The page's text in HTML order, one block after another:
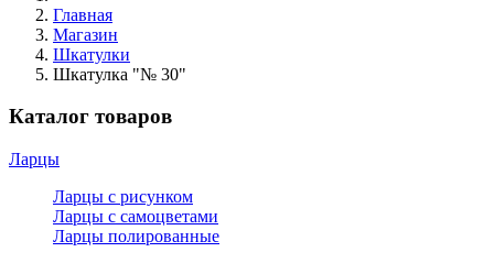
Главная
Магазин
Шкатулки
Шкатулка "№ 30"
Каталог товаров
Ларцы
Ларцы с рисунком
Ларцы с самоцветами
Ларцы полированные